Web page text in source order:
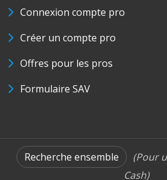
Connexion compte pro
Créer un compte pro
Offres pour les pros
Formulaire SAV
Recherche ensemble
(Pour
Cash)